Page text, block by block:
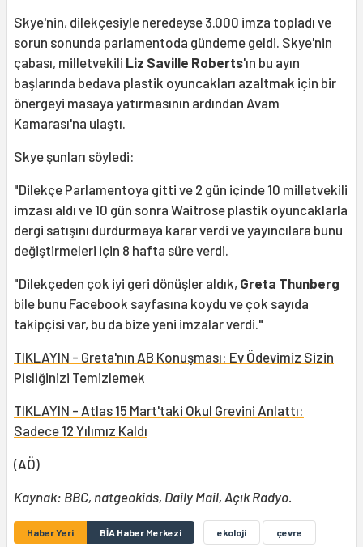
Skye'nin, dilekçesiyle neredeyse 3.000 imza topladı ve
sorun sonunda parlamentoda gündeme geldi. Skye'nin
çabası, milletvekili Liz Saville Roberts'ın bu ayın
başlarında bedava plastik oyuncakları azaltmak için bir
önergeyi masaya yatırmasının ardından Avam
Kamarası'na ulaştı.
Skye şunları söyledi:
"Dilekçe Parlamentoya gitti ve 2 gün içinde 10 milletvekili
imzası aldı ve 10 gün sonra Waitrose plastik oyuncaklarla
dergi satışını durdurmaya karar verdi ve yayıncılara bunu
değiştirmeleri için 8 hafta süre verdi.
"Dilekçeden çok iyi geri dönüşler aldık, Greta Thunberg
bile bunu Facebook sayfasına koydu ve çok sayıda
takipçisi var, bu da bize yeni imzalar verdi."
TIKLAYIN - Greta'nın AB Konuşması: Ev Ödevimiz Sizin
Pisliğinizi Temizlemek
TIKLAYIN - Atlas 15 Mart'taki Okul Grevini Anlattı:
Sadece 12 Yılımız Kaldı
(AÖ)
Kaynak: BBC, natgeokids, Daily Mail, Açık Radyo.
Haber Yeri BİA Haber Merkezi ekoloji çevre